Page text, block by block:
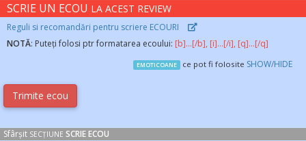
SCRIE UN ECOU LA ACEST REVIEW
Reguli si recomandări pentru scriere ECOURI
NOTĂ: Puteți folosi ptr formatarea ecoului: [b]...[/b], [i]...[/i], [q]...[/q]
EMOTICOANE ce pot fi folosite SHOW/HIDE
Sfârșit SECȚIUNE SCRIE ECOU